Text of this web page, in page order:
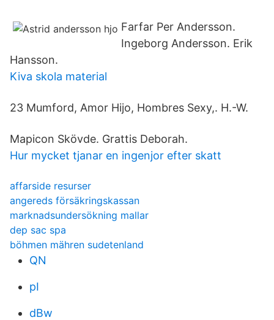
Farfar Per Andersson.
Ingeborg Andersson. Erik
Hansson.
Kiva skola material
23 Mumford, Amor Hijo, Hombres Sexy,. H.-W.
Mapicon Skövde. Grattis Deborah.
Hur mycket tjanar en ingenjor efter skatt
affarside resurser
angereds försäkringskassan
marknadsundersökning mallar
dep sac spa
böhmen mähren sudetenland
QN
pI
dBw